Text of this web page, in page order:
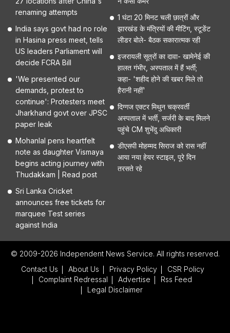
renaming attempts
India says govt had no role
in Hasina press meet, tells
US leaders Parliament will
decide FCRA Bill
'We presented our
demands, protest to
continue': Protesters meet
Jharkhand govt over JPSC
paper leak
Mohanlal pens heartfelt
note as daughter Vismaya
begins acting journey with
Thudakkam | Read post
Sri Lanka Cricket
announces free tickets for
marquee Test series
against India
1 घंटा 20 मिनट चली छात्रों और
झारखंड के मंत्रियों की मीटिंग, स्टूडेंट
लीडर बोले- बैठक सकारात्मक रही
इजरायली सूत्रों का दावा- खामेनेई की
हालत गंभीर, अस्पताल में हैं भर्ती;
कहा- 'शहीद होने की खबर मिले तो
हैरानी नहीं'
दिग्गज एक्टर मिथुन चक्रवर्ती
अस्पताल में भर्ती, सर्जरी के बाद मिलने
पहुंचे CM शुभेंदु अधिकारी
डीएसपी मोहम्मद सिराज को रास नहीं
आया नया हेयर स्टाइल, पूरे दिन
तरसते रहे
© 2009-2026 Independent News Service. All rights reserved.
Contact Us
About Us Privacy Policy
CSR Policy
Complaint Redressal
Advertise
Rss Feed
Legal Disclaimer